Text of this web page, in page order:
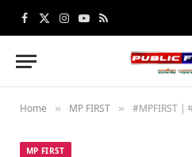
Facebook
X
Instagram
YouTube
RSS
Home » MP FIRST » #MPFIRST | मध्यप्रदेश की
MP FIRST